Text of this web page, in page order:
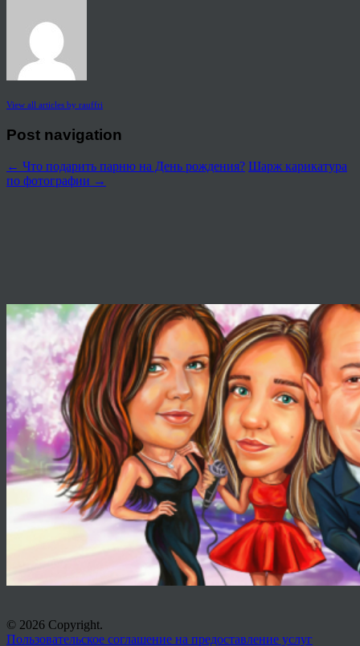
View all articles by rauffri
Post navigation
← Что подарить парню на День рождения? Шарж карикатура
по фотографии →
© 2026 Copyright.
Пользовательское соглашение на предоставление услуг